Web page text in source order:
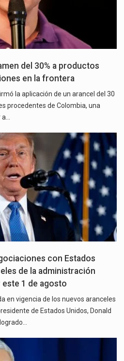
del 30% a productos
en la frontera
la aplicación de un arancel del 30
procedentes de Colombia, una
con Estados
de la administración
1 de agosto
en vigencia de los nuevos aranceles
de Estados Unidos, Donald